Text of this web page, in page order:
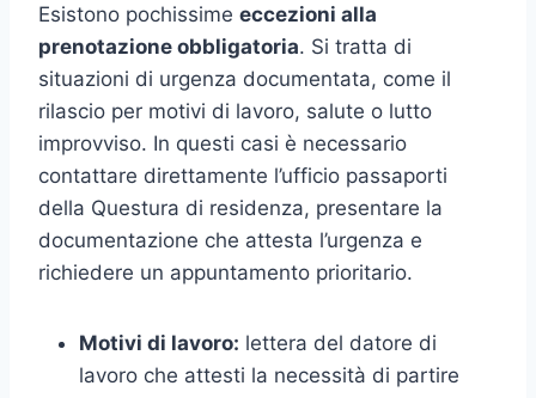
Esistono pochissime eccezioni alla
prenotazione obbligatoria. Si tratta di
situazioni di urgenza documentata, come il
rilascio per motivi di lavoro, salute o lutto
improvviso. In questi casi è necessario
contattare direttamente l’ufficio passaporti
della Questura di residenza, presentare la
documentazione che attesta l’urgenza e
richiedere un appuntamento prioritario.
Motivi di lavoro: lettera del datore di
lavoro che attesti la necessità di partire